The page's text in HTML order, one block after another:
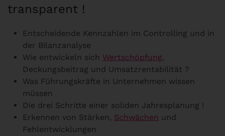
transparent !
Entscheidende Kennzahlen im Controlling und in
der Bilanzanalyse
Wie entwickeln sich Wertschöpfung,
Deckungsbeitrag und Umsatzrentabilität ?
Was Führungskräfte in Unternehmen wissen
müssen
Die drei Schritte einer soliden Jahresplanung !
Erkennen von Stärken, Schwächen und
Fehlentwicklungen